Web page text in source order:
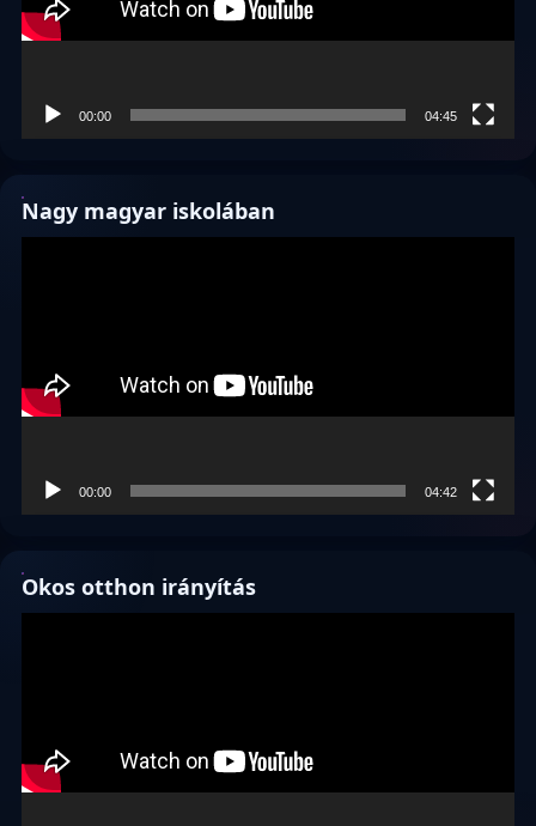
00:00 04:45
Nagy magyar iskolában
00:00 04:42
Okos otthon irányítás